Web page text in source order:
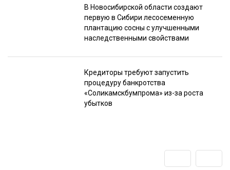
В Новосибирской области создают
первую в Сибири лесосеменную
плантацию сосны с улучшенными
наследственными свойствами
Кредиторы требуют запустить
процедуру банкротства
«Соликамскбумпрома» из-за роста
убытков